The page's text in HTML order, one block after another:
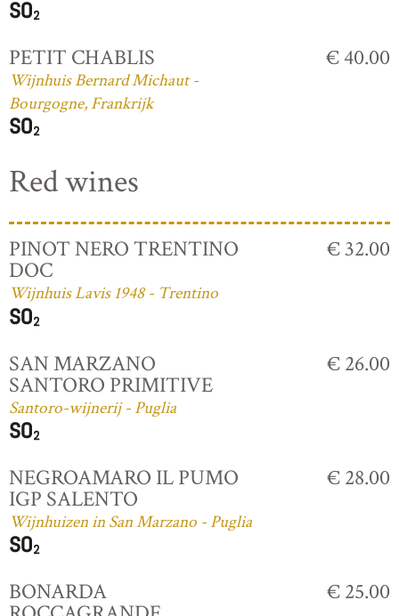
PETIT CHABLIS
Wijnhuis Bernard Michaut -
Bourgogne, Frankrijk
€ 40.00
Red wines
PINOT NERO TRENTINO
DOC
Wijnhuis Lavis 1948 - Trentino
€ 32.00
SAN MARZANO
SANTORO PRIMITIVE
Santoro-wijnerij - Puglia
€ 26.00
NEGROAMARO IL PUMO
IGP SALENTO
Wijnhuizen in San Marzano - Puglia
€ 28.00
BONARDA € 25.00